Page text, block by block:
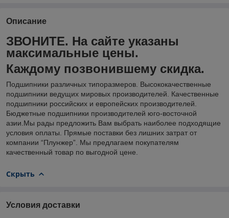
Описание
ЗВОНИТЕ. На сайте указаны
максимальные цены.
Каждому позвонившему скидка.
Подшипники различных типоразмеров. Высококачественные
подшипники ведущих мировых производителей. Качественные
подшипники российских и европейских производителей.
Бюджетные подшипники производителей юго-восточной
азии.Мы рады предложить Вам выбрать наиболее подходящие
условия оплаты. Прямые поставки без лишних затрат от
компании “Плунжер”. Мы предлагаем покупателям
качественный товар по выгодной цене.
Скрыть
Условия доставки